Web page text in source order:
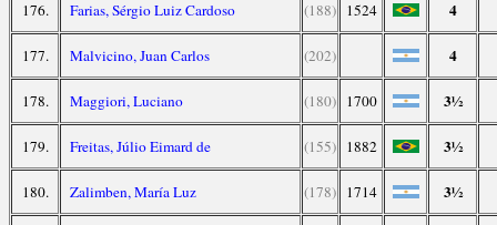
176. Farias, Sérgio Luiz Cardoso (188) 1524 4
177. Malvicino, Juan Carlos (202) 4
178. Maggiori, Luciano (180) 1700 3½
179. Freitas, Júlio Eimard de (155) 1882 3½
180. Zalimben, María Luz (178) 1714 3½